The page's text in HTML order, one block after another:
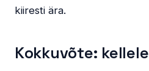
kiiresti ära.
Kokkuvõte: